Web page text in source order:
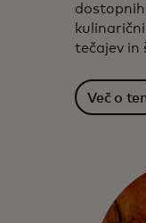
tečajev in
Več o